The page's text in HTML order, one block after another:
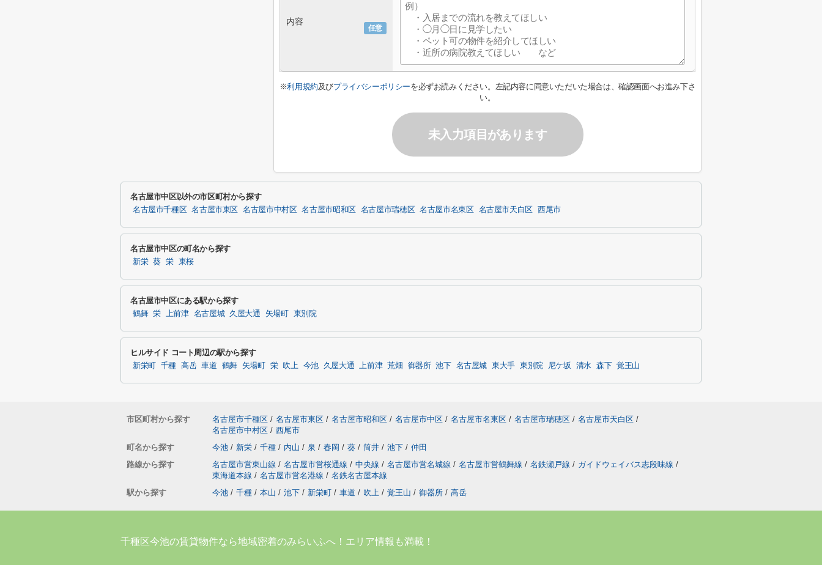
任意
内容
※利用規約及びプライバシーポリシーを必ずお読みください。左記内容に同意いただいた場合は、確認画面へお進み下さ
い。
未入力項目があります
名古屋市中区以外の市区町村から探す
名古屋市千種区 名古屋市東区 名古屋市中村区 名古屋市昭和区 名古屋市瑞穂区 名古屋市名東区 名古屋市天白区 西尾市
名古屋市中区の町名から探す
新栄 葵 栄 東桜
名古屋市中区にある駅から探す
鶴舞 栄 上前津 名古屋城 久屋大通 矢場町 東別院
ヒルサイド コート周辺の駅から探す
新栄町 千種 高岳 車道 鶴舞 矢場町 栄 吹上 今池 久屋大通 上前津 荒畑 御器所 池下 名古屋城 東大手 東別院 尼ケ坂 清水 森下 覚王山
市区町村から探す 名古屋市千種区 / 名古屋市東区 / 名古屋市昭和区 / 名古屋市中区 / 名古屋市名東区 / 名古屋市瑞穂区 / 名古屋市天白区 /
名古屋市中村区 / 西尾市
町名から探す
今池 / 新栄 / 千種 / 内山 / 泉 / 春岡 / 葵 / 筒井 / 池下 / 仲田
路線から探す
名古屋市営東山線 / 名古屋市営桜通線 / 中央線 / 名古屋市営名城線 / 名古屋市営鶴舞線 / 名鉄瀬戸線 / ガイドウェイバス志段味線 /
東海道本線 / 名古屋市営名港線 / 名鉄名古屋本線
駅から探す
今池 / 千種 / 本山 / 池下 / 新栄町 / 車道 / 吹上 / 覚王山 / 御器所 / 高岳
千種区今池の賃貸物件なら地域密着のみらいふへ！エリア情報も満載！